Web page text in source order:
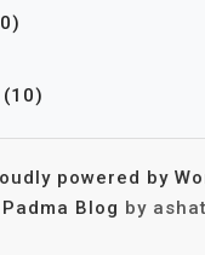
(10)
powered by
Padma Blog by